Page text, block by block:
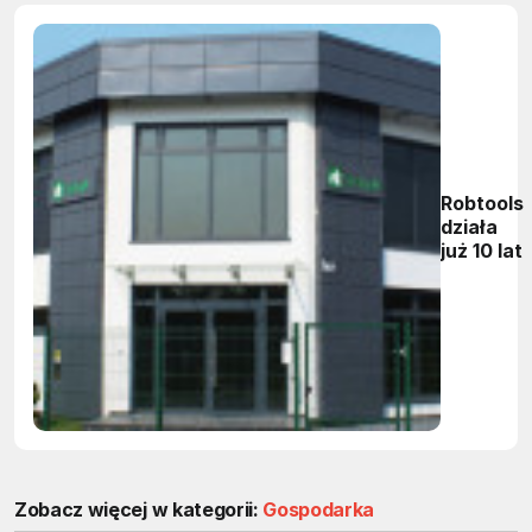
Robtools
działa
już 10 lat
Zobacz więcej w kategorii: Gospodarka